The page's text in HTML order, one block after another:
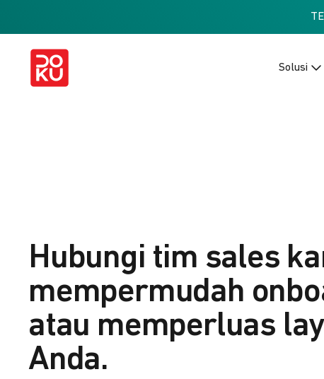
Solusi
Hubungi tim sales
mempermudah
atau memperluas
Anda.